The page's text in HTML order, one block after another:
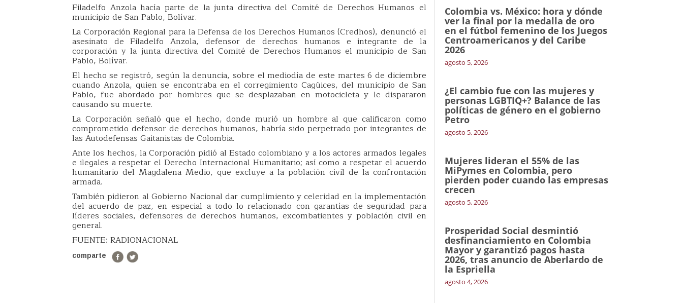
Filadelfo Anzola hacía parte de la junta directiva del Comité de Derechos Humanos el
municipio de San Pablo, Bolívar.
La Corporación Regional para la Defensa de los Derechos Humanos (Credhos), denunció el
asesinato de Filadelfo Anzola, defensor de derechos humanos e integrante de la
corporación y la junta directiva del Comité de Derechos Humanos el municipio de San
Pablo, Bolívar.
El hecho se registró, según la denuncia, sobre el mediodía de este martes 6 de diciembre
cuando Anzola, quien se encontraba en el corregimiento Cagüices, del municipio de San
Pablo, fue abordado por hombres que se desplazaban en motocicleta y le dispararon
causando su muerte.
La Corporación señaló que el hecho, donde murió un hombre al que calificaron como
comprometido defensor de derechos humanos, habría sido perpetrado por integrantes de
las Autodefensas Gaitanistas de Colombia.
Ante los hechos, la Corporación pidió al Estado colombiano y a los actores armados legales
e ilegales a respetar el Derecho Internacional Humanitario; así como a respetar el acuerdo
humanitario del Magdalena Medio, que excluye a la población civil de la confrontación
armada.
También pidieron al Gobierno Nacional dar cumplimiento y celeridad en la implementación
del acuerdo de paz, en especial a todo lo relacionado con garantías de seguridad para
líderes sociales, defensores de derechos humanos, excombatientes y población civil en
general.
FUENTE: RADIONACIONAL
comparte
Colombia vs. México: hora y dónde
ver la final por la medalla de oro
en el fútbol femenino de los Juegos
Centroamericanos y del Caribe
2026
agosto 5, 2026
¿El cambio fue con las mujeres y
personas LGBTIQ+? Balance de las
políticas de género en el gobierno
Petro
agosto 5, 2026
Mujeres lideran el 55% de las
MiPymes en Colombia, pero
pierden poder cuando las empresas
crecen
agosto 5, 2026
Prosperidad Social desmintió
desfinanciamiento en Colombia
Mayor y garantizó pagos hasta
2026, tras anuncio de Aberlardo de
la Espriella
agosto 4, 2026